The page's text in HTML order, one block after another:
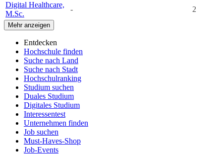
Digital Healthcare,
M.Sc.
- 2
Mehr anzeigen
Entdecken
Hochschule finden
Suche nach Land
Suche nach Stadt
Hochschulranking
Studium suchen
Duales Studium
Digitales Studium
Interessentest
Unternehmen finden
Job suchen
Must-Haves-Shop
Job-Events